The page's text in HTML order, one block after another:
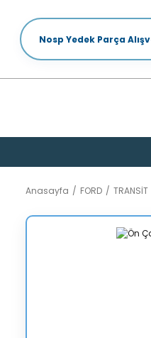
Nosp Yedek Parça
Anasayfa FORD TRANSİT